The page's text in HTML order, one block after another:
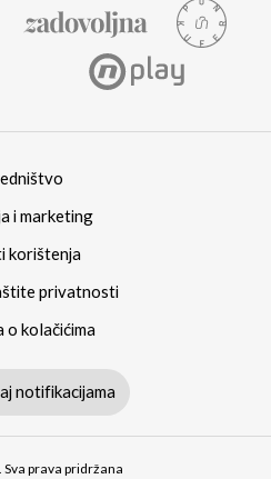
i marketing
korištenja
privatnosti
o kolačićima
notifikacijama
prava pridržana